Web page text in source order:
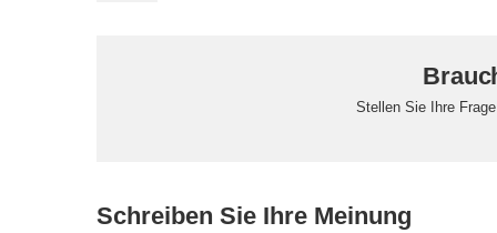
Stellen Sie Ihre
Schreiben Sie Ihre Meinung